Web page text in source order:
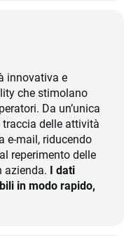
innovativa e
che stimolano
Da un’unica
delle attività
e-mail, riducendo
reperimento delle
azienda. I dati
in modo rapido,